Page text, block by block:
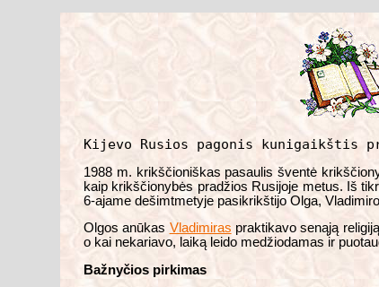
Kijevo Rusios pagonis kunigaikštis
1988 m. krikščioniškas pasaulis šventė
kaip krikščionybės pradžios Rusijoje metus. Iš
6-ajame dešimtmetyje pasikrikštijo Olga,
Olgos anūkas Vladimiras praktikavo senąją
o kai nekariavo, laiką leido medžiodamas ir
Bažnyčios pirkimas